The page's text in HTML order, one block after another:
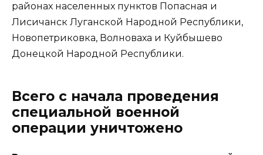
районах населенных пунктов Попасная и
Лисичанск Луганской Народной Республики,
Новопетриковка, Волноваха и Куйбышево
Донецкой Народной Республики.
Всего с начала проведения
специальной военной
операции уничтожено